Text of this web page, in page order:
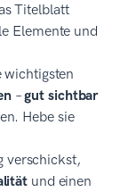
Titelblatt
Elemente und
wichtigsten
–gut sichtbar
Hebe sie
verschickst,
und einen